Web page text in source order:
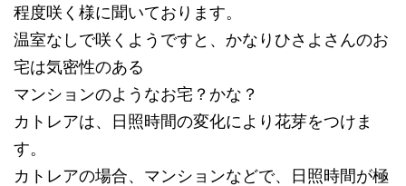
程度咲く様に聞いております。
温室なしで咲くようですと、かなりひさよさんのお
宅は気密性のある
マンションのようなお宅？かな？
カトレアは、日照時間の変化により花芽をつけま
す。
カトレアの場合、マンションなどで、日照時間が極